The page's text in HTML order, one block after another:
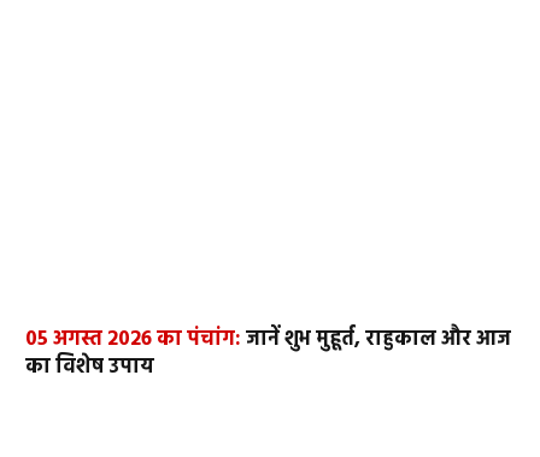
05 अगस्त 2026 का पंचांग:जानें शुभ मुहूर्त, राहुकाल और आज
का विशेष उपाय